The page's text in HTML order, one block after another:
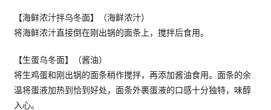
【海鲜浓汁拌乌冬面】（海鲜浓汁）
将海鲜浓汁直接倒在刚出锅的面条上，搅拌后食用。
【生蛋乌冬面】（酱油）
将生鸡蛋和刚出锅的面条稍作搅拌，再添加酱油食用。面条的余
温将蛋液加热到恰到好处，面条外裹蛋液的口感十分独特，味醇
入心。